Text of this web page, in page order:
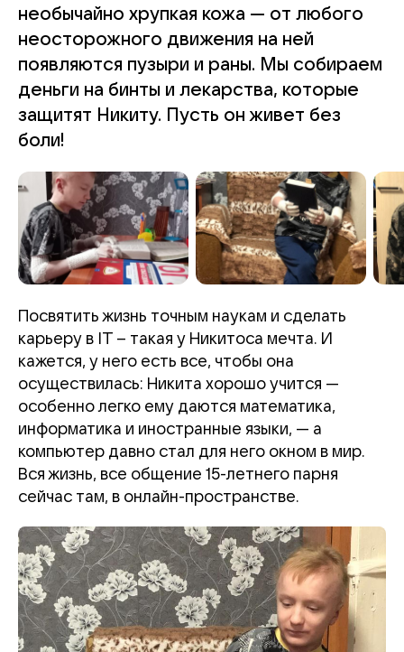
необычайно хрупкая кожа — от любого
неосторожного движения на ней
появляются пузыри и раны. Мы собираем
деньги на бинты и лекарства, которые
защитят Никиту. Пусть он живет без
боли!
Посвятить жизнь точным наукам и сделать
карьеру в IT – такая у Никитоса мечта. И
кажется, у него есть все, чтобы она
осуществилась: Никита хорошо учится —
особенно легко ему даются математика,
информатика и иностранные языки, — а
компьютер давно стал для него окном в мир.
Вся жизнь, все общение 15-летнего парня
сейчас там, в онлайн-пространстве.